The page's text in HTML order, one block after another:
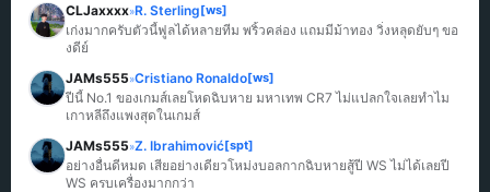
CLJaxxxx»R. Sterling[ws]
เก่งมากครับตัวนี้ฟูลได้หลายทีม พริ้วคล่อง แถมมีม้าทอง วิ่งหลุดยับๆ ขอ
งดีย์
JAMs555»Cristiano Ronaldo[ws]
ปีนี้ No.1 ของเกมส์เลยโหดฉิบหาย มหาเทพ CR7 ไม่แปลกใจเลยทำไม
เกาหลีถึงแพงสุดในเกมส์
JAMs555»Z. Ibrahimović[spt]
อย่างอื่นดีหมด เสียอย่างเดียวโหม่งบอลกากฉิบหายสู้ปี WS ไม่ได้เลยปี
WS ครบเครื่องมากกว่า